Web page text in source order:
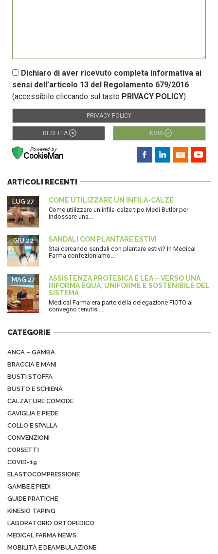
Dichiaro di aver ricevuto completa informativa ai
sensi dell’articolo 13 del Regolamento 679/2016
(accessibile cliccando sul tasto PRIVACY POLICY)
PRIVACY POLICY
RESETTA INVIA
ARTICOLI RECENTI
COME UTILIZZARE UN INFILA-CALZE
LUG 27
Come utilizzare un infila-calze tipo Medi Butler per
indossare una...
SANDALI CON PLANTARE ESTIVI
GIU 22
Stai cercando sandali con plantare estivi? In Medical
Farma confezioniamo...
ASSISTENZA PROTESICA E LEA – VERSO UNA
RIFORMA EQUA, UNIFORME E SOSTENIBILE DEL
SISTEMA
MAG 27
Medical Farma era parte della delegazione FIOTO al
convegno tenutisi...
CATEGORIE
ANCA – GAMBA
BRACCIA E MANI
BUSTI STOFFA
BUSTO E SCHIENA
CALZATURE COMODE
CAVIGLIA E PIEDE
COLLO E SPALLA
CONVENZIONI
CORSETTI
COVID-19
ELASTOCOMPRESSIONE
GAMBE E PIEDI
GUIDE PRATICHE
KINESIO TAPING
LABORATORIO ORTOPEDICO
MEDICAL FARMA NEWS
MOBILITÀ E DEAMBULAZIONE